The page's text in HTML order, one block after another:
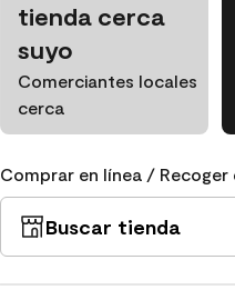
tienda cerca
suyo
Comerciantes locales
cerca
Comprar en línea /
Buscar tienda